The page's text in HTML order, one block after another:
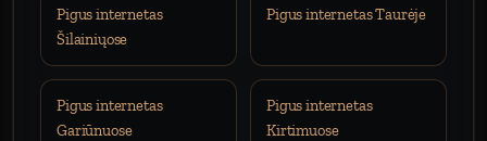
Pigus internetas
Šilainiųose
Pigus internetas Taurėje
Pigus internetas
Gariūnuose
Pigus internetas
Kirtimuose